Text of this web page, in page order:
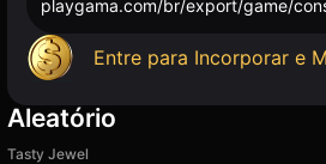
playgama.com/br/export/game/
Entre para Incorporar e
Aleatório
Tasty Jewel